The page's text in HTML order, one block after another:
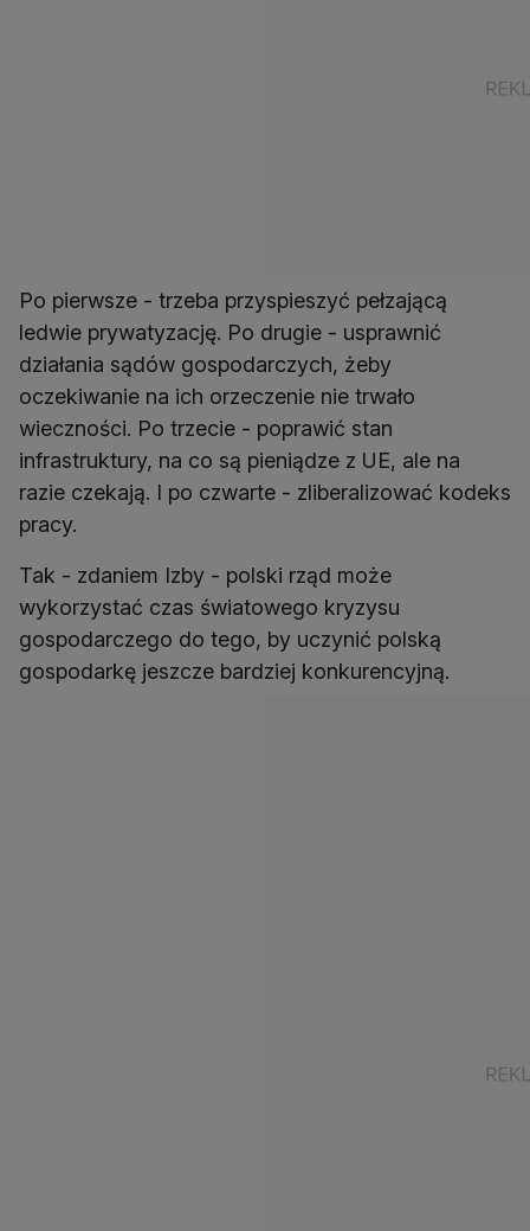
Po pierwsze - trzeba przyspieszyć pełzającą
ledwie prywatyzację. Po drugie - usprawnić
działania sądów gospodarczych, żeby
oczekiwanie na ich orzeczenie nie trwało
wieczności. Po trzecie - poprawić stan
infrastruktury, na co są pieniądze z UE, ale na
razie czekają. I po czwarte - zliberalizować kodeks
pracy.
Tak - zdaniem Izby - polski rząd może
wykorzystać czas światowego kryzysu
gospodarczego do tego, by uczynić polską
gospodarkę jeszcze bardziej konkurencyjną.